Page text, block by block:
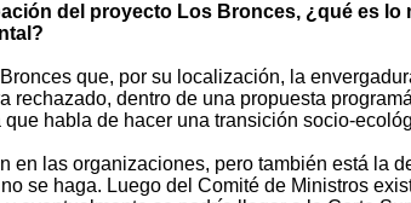
del proyecto Los Bronces, ¿qué es lo
que, por su localización, la
rechazado, dentro de una propuesta
habla de hacer una transición socio-
en las organizaciones, pero también está la
se haga. Luego del Comité de Ministros